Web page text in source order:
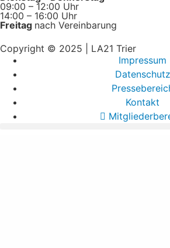
09:00 – 12:00 Uhr
14:00 – 16:00 Uhr
Freitag nach Vereinbarung
Copyright © 2025 | LA21 Trier
Impressum
Datenschutz
Kontakt